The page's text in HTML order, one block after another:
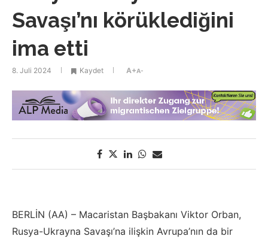
Savaşı’nı körüklediğini
ima etti
8. Juli 2024 Kaydet A+A-
BERLİN (AA) – Macaristan Başbakanı Viktor Orban,
Rusya-Ukrayna Savaşı’na ilişkin Avrupa’nın da bir